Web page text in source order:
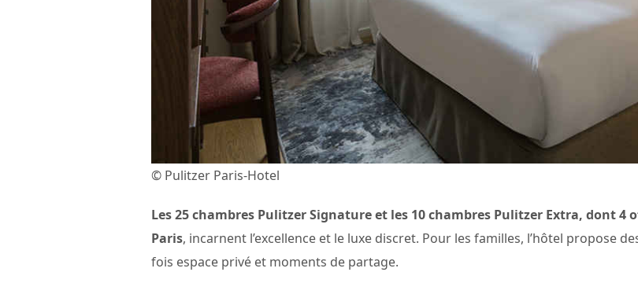
© Pulitzer Paris-Hotel
Les 25 chambres Pulitzer Signature et les 10 chambres Pulitzer Extra, dont
Paris, incarnent l’excellence et le luxe discret. Pour les familles, l’hôtel propose
fois espace privé et moments de partage.